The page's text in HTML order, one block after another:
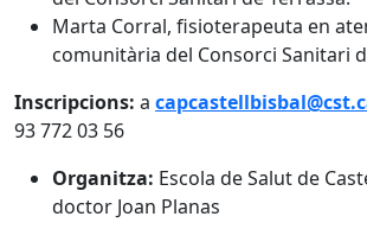
Marta Corral, fisioterapeuta en
comunitària del Consorci Sanitari
Inscripcions: a
93 772 03 56
Organitza: Escola de Salut de
doctor Joan Planas